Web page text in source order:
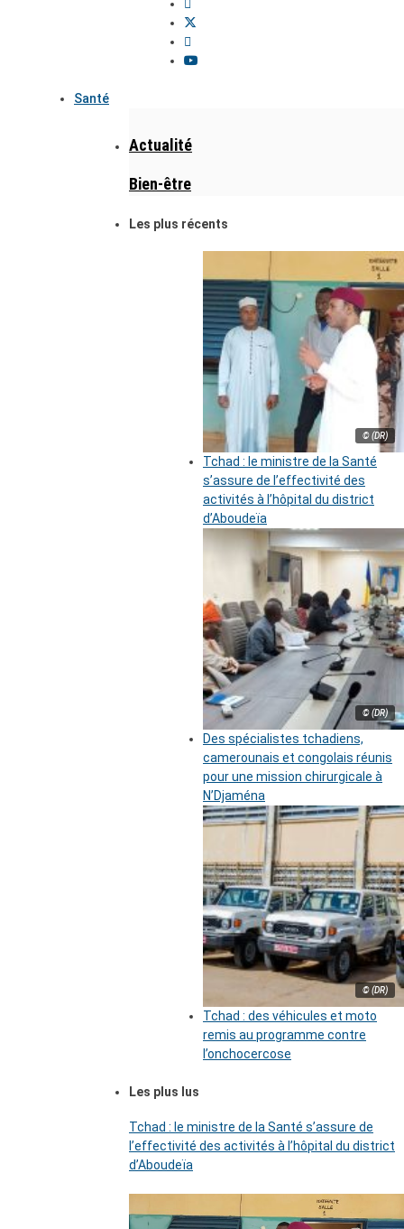
Santé
Actualité
Bien-être
Les plus récents
© (DR)
Tchad : le ministre de la Santé
s’assure de l’effectivité des
activités à l’hôpital du district
d’Aboudeïa
© (DR)
Des spécialistes tchadiens,
camerounais et congolais réunis
pour une mission chirurgicale à
N’Djaména
© (DR)
Tchad : des véhicules et moto
remis au programme contre
l’onchocercose
Les plus lus
Tchad : le ministre de la Santé s’assure de
l’effectivité des activités à l’hôpital du district
d’Aboudeïa